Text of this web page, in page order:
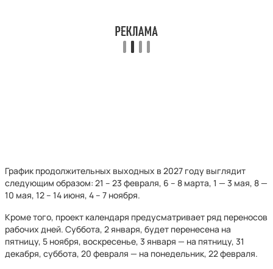
График продолжительных выходных в 2027 году выглядит
следующим образом: 21 – 23 февраля, 6 – 8 марта, 1 — 3 мая, 8 —
10 мая, 12 – 14 июня, 4 – 7 ноября.
Кроме того, проект календаря предусматривает ряд переносов
рабочих дней. Суббота, 2 января, будет перенесена на
пятницу, 5 ноября, воскресенье, 3 января — на пятницу, 31
декабря, суббота, 20 февраля — на понедельник, 22 февраля.